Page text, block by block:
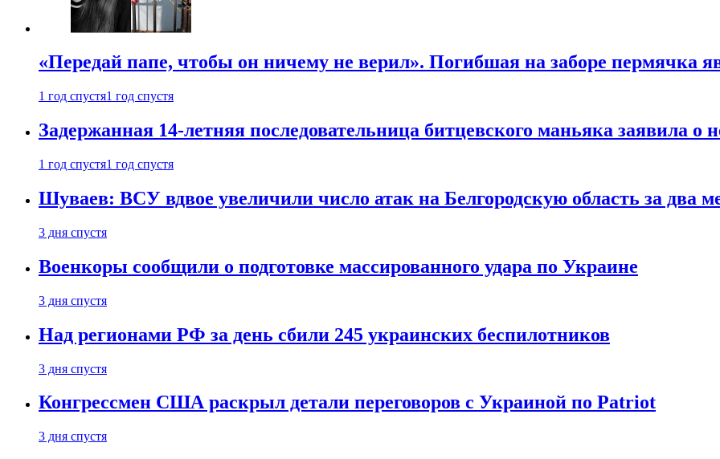
«Передай папе, чтобы он ничему не верил». Погибшая на заборе пермячка
1 год спустя1 год спустя
Задержанная 14-летняя последовательница битцевского маньяка заявила о
1 год спустя1 год спустя
Шуваев: ВСУ вдвое увеличили число атак на Белгородскую область за два
3 дня спустя
Военкоры сообщили о подготовке массированного удара по Украине
3 дня спустя
Над регионами РФ за день сбили 245 украинских беспилотников
3 дня спустя
Конгрессмен США раскрыл детали переговоров с Украиной по Patriot
3 дня спустя